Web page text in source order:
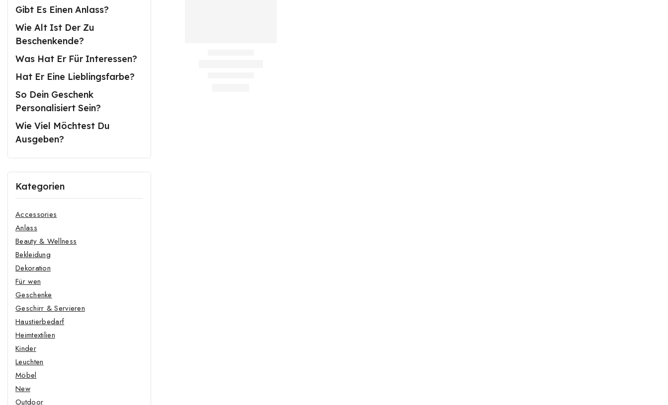
Gibt Es Einen Anlass?
Wie Alt Ist Der Zu
Beschenkende?
Was Hat Er Für Interessen?
Hat Er Eine Lieblingsfarbe?
So Dein Geschenk
Personalisiert Sein?
Wie Viel Möchtest Du
Ausgeben?
Kategorien
Accessories
Anlass
Beauty & Wellness
Bekleidung
Dekoration
Für wen
Geschenke
Geschirr & Servieren
Haustierbedarf
Heimtextilien
Kinder
Leuchten
Möbel
New
Outdoor